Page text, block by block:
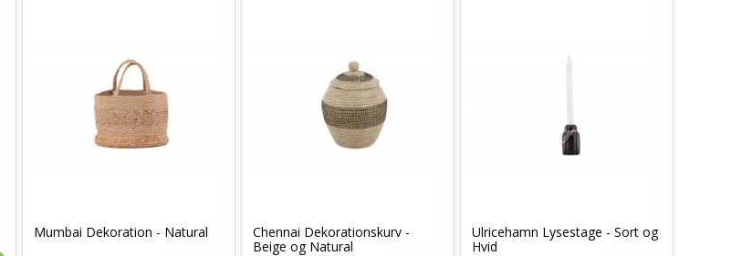
Mumbai Dekoration - Natural
Chennai Dekorationskurv -
Beige og Natural
Ulricehamn Lysestage - Sort og
Hvid